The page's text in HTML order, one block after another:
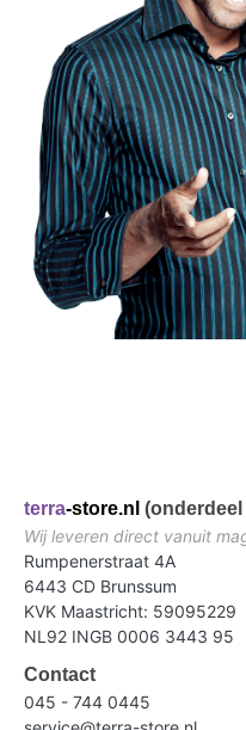
terra-store.nl
Wij leveren direct vanuit
Rumpenerstraat 4A
6443 CD Brunssum
KVK Maastricht: 59095229
NL92 INGB 0006 3443 95
Contact
045 - 744 0445